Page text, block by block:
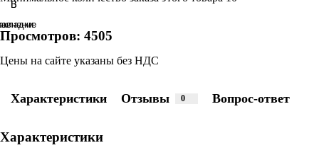
Tungaloy
Vargus
Walter
YG-1
В
В
Просмотров: 4505
Цены на сайте указаны без НДС
Характеристики Отзывы 0 Вопрос-ответ
Характеристики